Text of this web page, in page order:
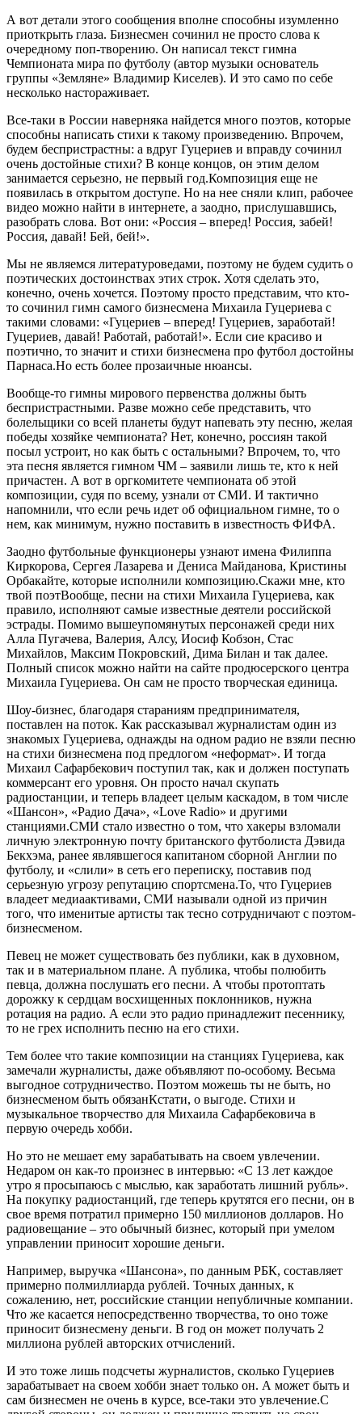
А вот детали этого сообщения вполне способны изумленно
приоткрыть глаза. Бизнесмен сочинил не просто слова к
очередному поп-творению. Он написал текст гимна
Чемпионата мира по футболу (автор музыки основатель
группы «Земляне» Владимир Киселев). И это само по себе
несколько настораживает.
Все-таки в России наверняка найдется много поэтов, которые
способны написать стихи к такому произведению. Впрочем,
будем беспристрастны: а вдруг Гуцериев и вправду сочинил
очень достойные стихи? В конце концов, он этим делом
занимается серьезно, не первый год.Композиция еще не
появилась в открытом доступе. Но на нее сняли клип, рабочее
видео можно найти в интернете, а заодно, прислушавшись,
разобрать слова. Вот они: «Россия – вперед! Россия, забей!
Россия, давай! Бей, бей!».
Мы не являемся литературоведами, поэтому не будем судить о
поэтических достоинствах этих строк. Хотя сделать это,
конечно, очень хочется. Поэтому просто представим, что кто-
то сочинил гимн самого бизнесмена Михаила Гуцериева с
такими словами: «Гуцериев – вперед! Гуцериев, заработай!
Гуцериев, давай! Работай, работай!». Если сие красиво и
поэтично, то значит и стихи бизнесмена про футбол достойны
Парнаса.Но есть более прозаичные нюансы.
Вообще-то гимны мирового первенства должны быть
беспристрастными. Разве можно себе представить, что
болельщики со всей планеты будут напевать эту песню, желая
победы хозяйке чемпионата? Нет, конечно, россиян такой
посыл устроит, но как быть с остальными? Впрочем, то, что
эта песня является гимном ЧМ – заявили лишь те, кто к ней
причастен. А вот в оргкомитете чемпионата об этой
композиции, судя по всему, узнали от СМИ. И тактично
напомнили, что если речь идет об официальном гимне, то о
нем, как минимум, нужно поставить в известность ФИФА.
Заодно футбольные функционеры узнают имена Филиппа
Киркорова, Сергея Лазарева и Дениса Майданова, Кристины
Орбакайте, которые исполнили композицию.Скажи мне, кто
твой поэтВообще, песни на стихи Михаила Гуцериева, как
правило, исполняют самые известные деятели российской
эстрады. Помимо вышеупомянутых персонажей среди них
Алла Пугачева, Валерия, Алсу, Иосиф Кобзон, Стас
Михайлов, Максим Покровский, Дима Билан и так далее.
Полный список можно найти на сайте продюсерского центра
Михаила Гуцериева. Он сам не просто творческая единица.
Шоу-бизнес, благодаря стараниям предпринимателя,
поставлен на поток. Как рассказывал журналистам один из
знакомых Гуцериева, однажды на одном радио не взяли песню
на стихи бизнесмена под предлогом «неформат». И тогда
Михаил Сафарбекович поступил так, как и должен поступать
коммерсант его уровня. Он просто начал скупать
радиостанции, и теперь владеет целым каскадом, в том числе
«Шансон», «Радио Дача», «Love Radio» и другими
станциями.СМИ стало известно о том, что хакеры взломали
личную электронную почту британского футболиста Дэвида
Бекхэма, ранее являвшегося капитаном сборной Англии по
футболу, и «слили» в сеть его переписку, поставив под
серьезную угрозу репутацию спортсмена.То, что Гуцериев
владеет медиаактивами, СМИ называли одной из причин
того, что именитые артисты так тесно сотрудничают с поэтом-
бизнесменом.
Певец не может существовать без публики, как в духовном,
так и в материальном плане. А публика, чтобы полюбить
певца, должна послушать его песни. А чтобы протоптать
дорожку к сердцам восхищенных поклонников, нужна
ротация на радио. А если это радио принадлежит песеннику,
то не грех исполнить песню на его стихи.
Тем более что такие композиции на станциях Гуцериева, как
замечали журналисты, даже объявляют по-особому. Весьма
выгодное сотрудничество. Поэтом можешь ты не быть, но
бизнесменом быть обязанКстати, о выгоде. Стихи и
музыкальное творчество для Михаила Сафарбековича в
первую очередь хобби.
Но это не мешает ему зарабатывать на своем увлечении.
Недаром он как-то произнес в интервью: «С 13 лет каждое
утро я просыпаюсь с мыслью, как заработать лишний рубль».
На покупку радиостанций, где теперь крутятся его песни, он в
свое время потратил примерно 150 миллионов долларов. Но
радиовещание – это обычный бизнес, который при умелом
управлении приносит хорошие деньги.
Например, выручка «Шансона», по данным РБК, составляет
примерно полмиллиарда рублей. Точных данных, к
сожалению, нет, российские станции непубличные компании.
Что же касается непосредственно творчества, то оно тоже
приносит бизнесмену деньги. В год он может получать 2
миллиона рублей авторских отчислений.
И это тоже лишь подсчеты журналистов, сколько Гуцериев
зарабатывает на своем хобби знает только он. А может быть и
сам бизнесмен не очень в курсе, все-таки это увлечение.С